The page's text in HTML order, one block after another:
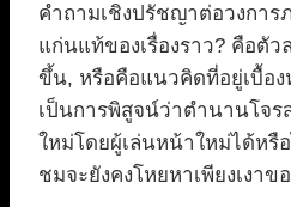
คำถามเชิงปรัชญาต่อวงการ
แก่นแท้ของเรื่องราว? คือตัว
ขึ้น, หรือคือแนวคิดที่อยู่เบื้อง
เป็นการพิสูจน์ว่าตำนานโจร
ใหม่โดยผู้เล่นหน้าใหม่ได้หรื
ชมจะยังคงโหยหาเพียงเงา